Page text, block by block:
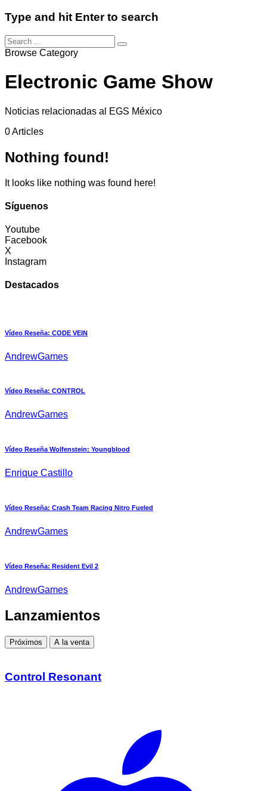
Type and hit Enter to search
Browse Category
Electronic Game Show
Noticias relacionadas al EGS México
0 Articles
Nothing found!
It looks like nothing was found here!
Síguenos
Youtube
Facebook
X
Instagram
Destacados
Vídeo Reseña: CODE VEIN
AndrewGames
Vídeo Reseña: CONTROL
AndrewGames
Vídeo Reseña Wolfenstein: Youngblood
Enrique Castillo
Vídeo Reseña: Crash Team Racing Nitro Fueled
AndrewGames
Vídeo Reseña: Resident Evil 2
AndrewGames
Lanzamientos
Próximos A la venta
Control Resonant